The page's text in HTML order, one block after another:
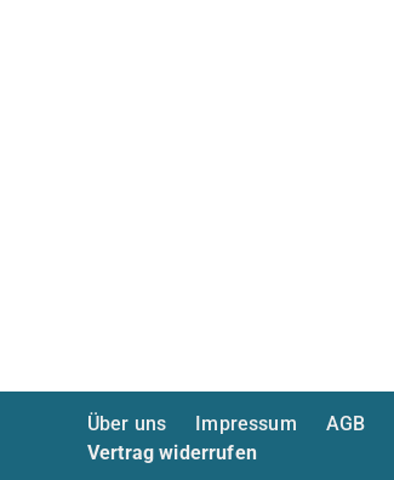
Über uns Impressum AGB
Vertrag widerrufen